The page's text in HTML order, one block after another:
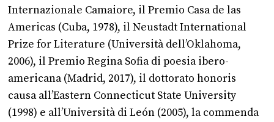
Internazionale Camaiore, il Premio Casa de las
Americas (Cuba, 1978), il Neustadt International
Prize for Literature (Università dell’Oklahoma,
2006), il Premio Regina Sofia di poesia ibero-
americana (Madrid, 2017), il dottorato honoris
causa all’Eastern Connecticut State University
(1998) e all’Università di León (2005), la commenda